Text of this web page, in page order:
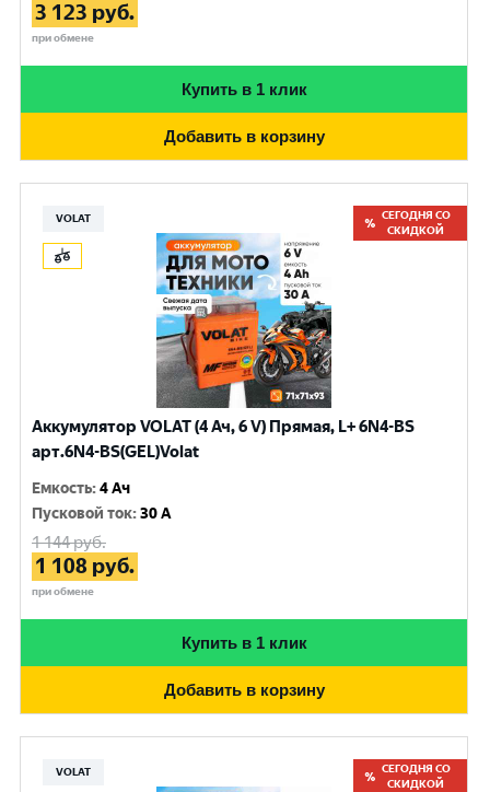
3 123 руб.
при обмене
Купить в 1 клик
Добавить в корзину
VOLAT
СЕГОДНЯ СО
СКИДКОЙ
Аккумулятор VOLAT (4 Ач, 6 V) Прямая, L+ 6N4-BS
арт.6N4-BS(GEL)Volat
Емкость:4 Ач
Пусковой ток:30 A
1 144руб.
1 108 руб.
при обмене
Купить в 1 клик
Добавить в корзину
VOLAT
СЕГОДНЯ СО
СКИДКОЙ